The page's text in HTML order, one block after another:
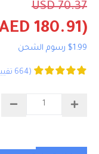
USD 70.37
180.91)
$1.99 رسوم الشحن
(664 تقييم)